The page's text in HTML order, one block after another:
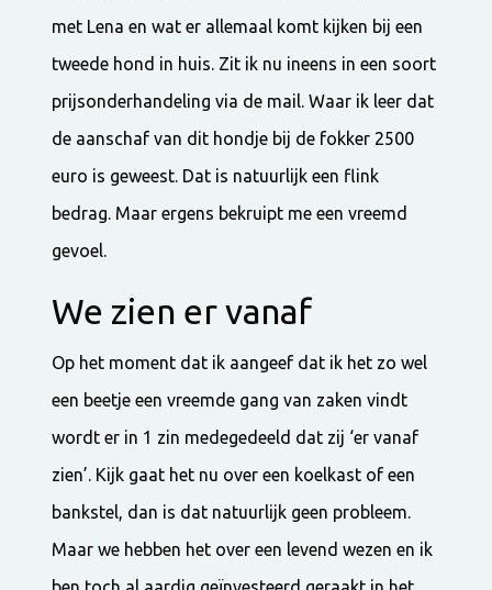
met Lena en wat er allemaal komt kijken bij een
tweede hond in huis. Zit ik nu ineens in een soort
prijsonderhandeling via de mail. Waar ik leer dat
de aanschaf van dit hondje bij de fokker 2500
euro is geweest. Dat is natuurlijk een flink
bedrag. Maar ergens bekruipt me een vreemd
gevoel.
We zien er vanaf
Op het moment dat ik aangeef dat ik het zo wel
een beetje een vreemde gang van zaken vindt
wordt er in 1 zin medegedeeld dat zij ‘er vanaf
zien’. Kijk gaat het nu over een koelkast of een
bankstel, dan is dat natuurlijk geen probleem.
Maar we hebben het over een levend wezen en ik